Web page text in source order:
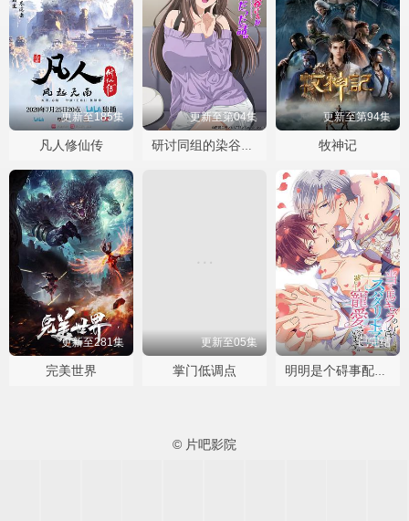
更新至185集
凡人修仙传
更新至第04集
研讨同组的染谷同学原来是女优这事
更新至第94集
牧神记
更新至281集
完美世界
更新至05集
掌门低调点
已完结
明明是个碍事配角、却被王子给宠爱了
© 片吧影院